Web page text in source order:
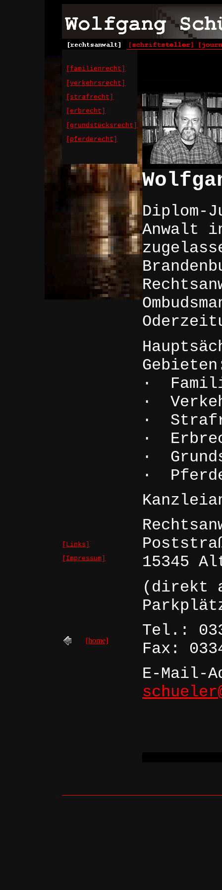
[familienrecht]
[verkehrsrecht]
[strafrecht]
[erbrecht]
[grundstücksrecht]
[pferderecht]
[Links]
[Impressum]
Anwalt
·
·
·
·
·
·
15345
(direkt
Tel.:
Fax:
E-Mail-
[home]